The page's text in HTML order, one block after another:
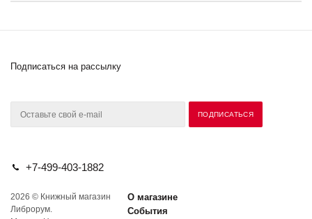
Подписаться на рассылку
+7-499-403-1882
2026 © Книжный магазин
Либрорум.
О магазине
События